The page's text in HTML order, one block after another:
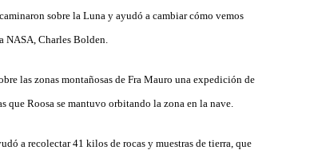
sobre la Luna y ayudó a cambiar cómo vemos
NASA, Charles Bolden.
las zonas montañosas de Fra Mauro una expedición de
que Roosa se mantuvo orbitando la zona en la nave.
a recolectar 41 kilos de rocas y muestras de tierra, que